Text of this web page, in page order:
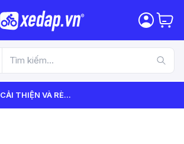
CẢI THIỆN VÀ RÈ...